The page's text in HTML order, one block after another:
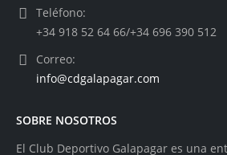
Teléfono:
+34 918 52 64 66/+34 696 390 512
Correo:
info@cdgalapagar.com
SOBRE NOSOTROS
El Club Deportivo Galapagar es una